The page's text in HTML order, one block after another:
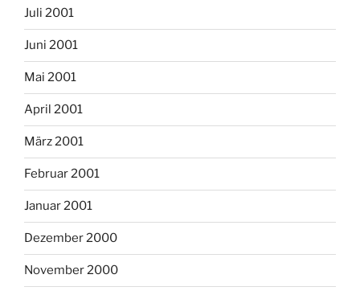
Juli 2001
Juni 2001
Mai 2001
April 2001
März 2001
Februar 2001
Januar 2001
Dezember 2000
November 2000